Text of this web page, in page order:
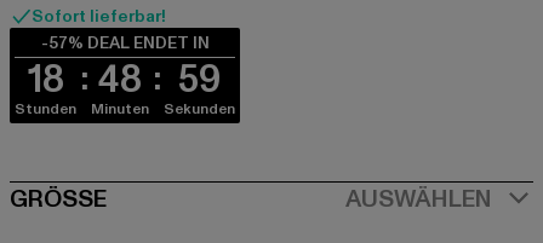
Sofort lieferbar!
-57% DEAL ENDET IN
18
Stunden
48
Minuten
58
Sekunden
SIZE
GRÖSSE AUSWÄHLEN